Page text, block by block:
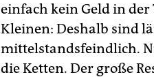
einfach kein Geld in
Kleinen: Deshalb sind
mittelstandsfeindlich.
die Ketten. Der große